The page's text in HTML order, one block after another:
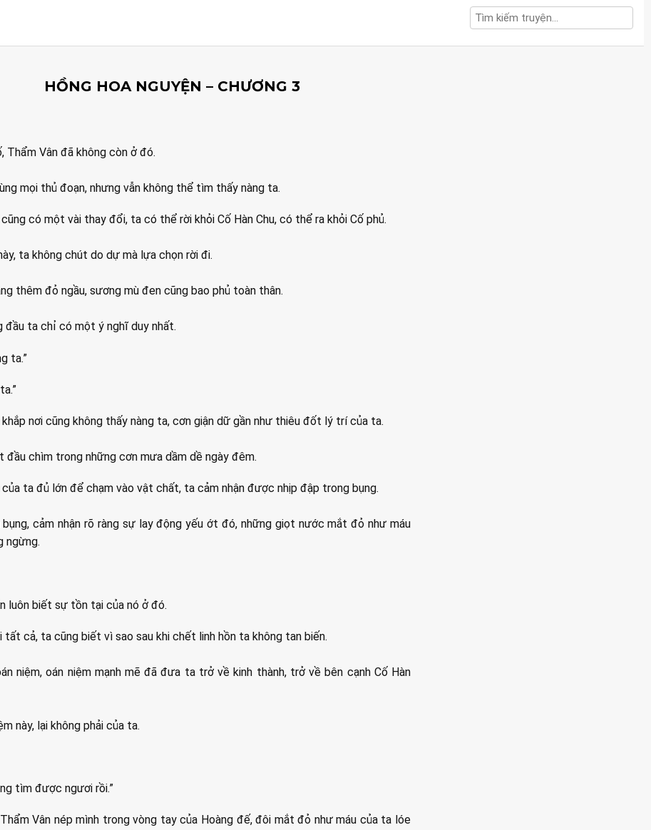
HỒNG HOA NGUYỆN – CHƯƠNG 3
Thẩm Vân đã không còn ở đó.
mọi thủ đoạn, nhưng vẫn không thể tìm thấy nàng ta.
có một vài thay đổi, ta có thể rời khỏi Cố Hàn Chu, có thể ra khỏi Cố phủ.
ta không chút do dự mà lựa chọn rời đi.
thêm đỏ ngầu, sương mù đen cũng bao phủ toàn thân.
đầu ta chỉ có một ý nghĩ duy nhất.
ta.”
nơi cũng không thấy nàng ta, cơn giận dữ gần như thiêu đốt lý trí của ta.
đầu chìm trong những cơn mưa dầm dề ngày đêm.
của ta đủ lớn để chạm vào vật chất, ta cảm nhận được nhịp đập trong bụng.
cảm nhận rõ ràng sự lay động yếu ớt đó, những giọt nước mắt đỏ như máu
ngừng.
luôn biết sự tồn tại của nó ở đó.
tất cả, ta cũng biết vì sao sau khi chết linh hồn ta không tan biến.
niệm, oán niệm mạnh mẽ đã đưa ta trở về kinh thành, trở về bên cạnh Cố Hàn
này, lại không phải của ta.
tìm được ngươi rồi.”
Vân nép mình trong vòng tay của Hoàng đế, đôi mắt đỏ như máu của ta lóe